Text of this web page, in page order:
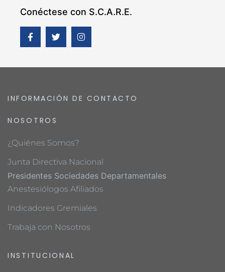
Conéctese con S.C.A.R.E.
INFORMACIÓN DE CONTACTO
NOSOTROS
¿Quiénes Somos?
Junta Directiva Nacional
Presidentes Sociedades Departamentales
Anestesiólogos Afiliados
Indicadores Gremiales
Trabaja con Nosotros
INSTITUCIONAL